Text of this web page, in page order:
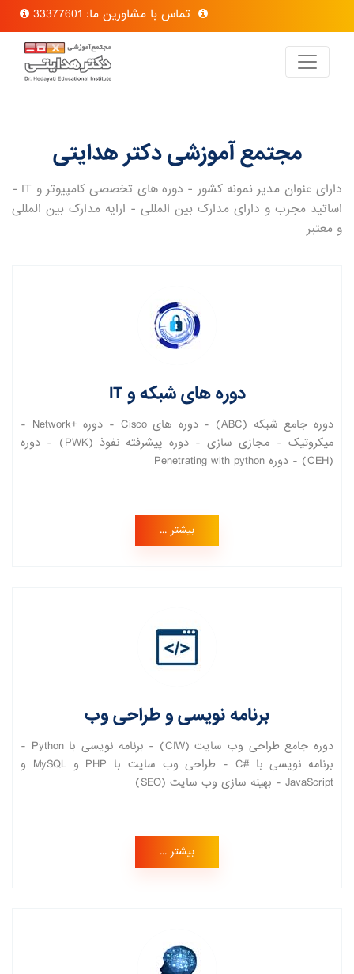
تماس با مشاورین ما: 33377601
مجتمع آموزشی دکتر هدایتی
دارای عنوان مدیر نمونه کشور - دوره های تخصصی کامپیوتر و IT -
اساتید مجرب و دارای مدارک بین المللی - ارایه مدارک بین المللی
و معتبر
دوره های شبکه و IT
دوره جامع شبکه (ABC) - دوره های Cisco - دوره +Network -
میکروتیک - مجازی سازی - دوره پیشرفته نفوذ (PWK) - دوره
(CEH) - دوره Penetrating with python
بیشتر ...
برنامه نویسی و طراحی وب
دوره جامع طراحی وب سایت (CIW) - برنامه نویسی با Python -
برنامه نویسی با #C - طراحی وب سایت با PHP و MySQL و
JavaScript - بهینه سازی وب سایت (SEO)
بیشتر ...